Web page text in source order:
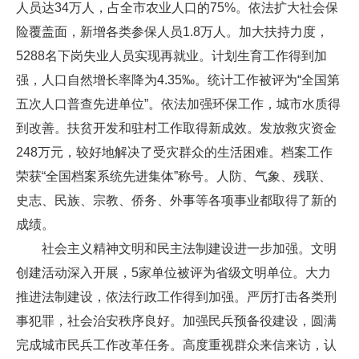
人员达34万人，占全市农业人口的75%。依法扩大社会保
险覆盖面，新增各类参保人员1.8万人。加大扶持力度，
5288名下岗失业人员实现再就业。计划生育工作得到加
强，人口自然增长率降为4.35‰。统计工作被评为“全国第
五次人口普查先进单位”。依法加强环保工作，城市水质得
到改善。扶贫开发和驻村工作取得新成效。发放救灾资金
248万元，较好地解决了受灾群众的生活困难。档案工作
荣获“全国档案系统先进集体”称号。人防、气象、残联、
史志、民族、宗教、侨务、外事等各项事业都取得了新的
成绩。
社会主义精神文明和民主法制建设进一步加强。文明
创建活动深入开展，5家单位被评为省级文明单位。大力
推进法制建设，依法行政工作得到加强。严厉打击各类刑
事犯罪，社会治安秩序良好。加强民兵预备役建设，圆满
完成城市民兵工作改革任务。高度重视群众来信来访，认